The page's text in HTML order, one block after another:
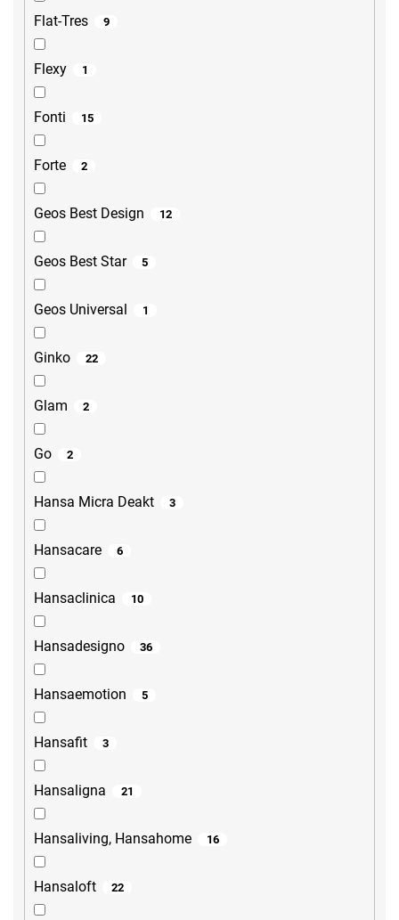
Flat-Tres 9
Flexy 1
Fonti 15
Forte 2
Geos Best Design 12
Geos Best Star 5
Geos Universal 1
Ginko 22
Glam 2
Go 2
Hansa Micra Deakt 3
Hansacare 6
Hansaclinica 10
Hansadesigno 36
Hansaemotion 5
Hansafit 3
Hansaligna 21
Hansaliving, Hansahome 16
Hansaloft 22